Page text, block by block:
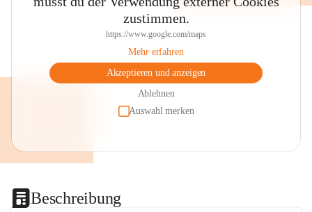
zustimmen.
https://www.google.com/maps
Mehr erfahren
Akzeptieren und anzeigen
Ablehnen
Auswahl merken
Beschreibung